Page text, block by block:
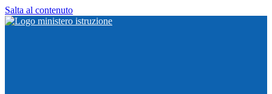
Salta al contenuto